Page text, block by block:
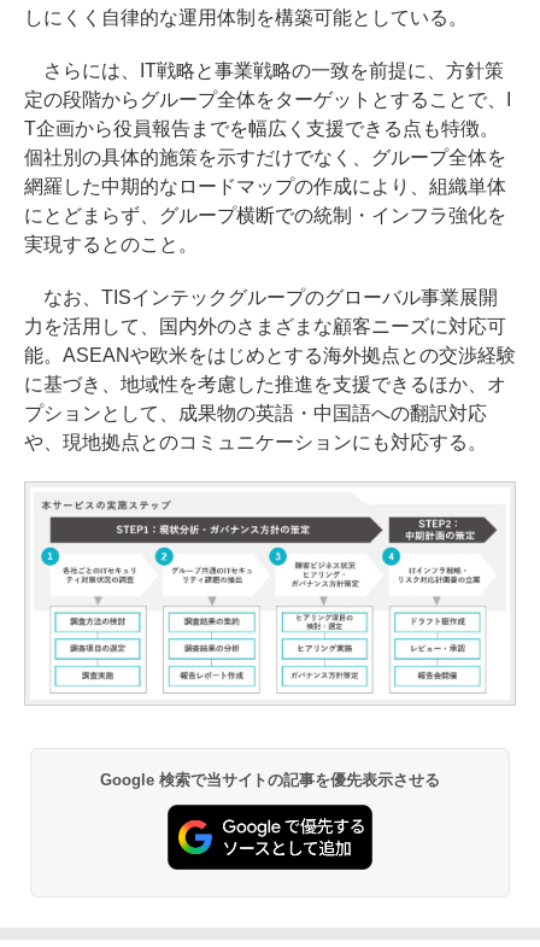
しにくく自律的な運用体制を構築可能としている。
さらには、IT戦略と事業戦略の一致を前提に、方針策
定の段階からグループ全体をターゲットとすることで、I
T企画から役員報告までを幅広く支援できる点も特徴。
個社別の具体的施策を示すだけでなく、グループ全体を
網羅した中期的なロードマップの作成により、組織単体
にとどまらず、グループ横断での統制・インフラ強化を
実現するとのこと。
なお、TISインテックグループのグローバル事業展開
力を活用して、国内外のさまざまな顧客ニーズに対応可
能。ASEANや欧米をはじめとする海外拠点との交渉経験
に基づき、地域性を考慮した推進を支援できるほか、オ
プションとして、成果物の英語・中国語への翻訳対応
や、現地拠点とのコミュニケーションにも対応する。
Google 検索で当サイトの記事を優先表示させる